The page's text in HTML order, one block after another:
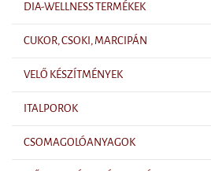
DIA-WELLNESS TERMÉKEK
CUKOR, CSOKI, MARCIPÁN
VELŐ KÉSZÍTMÉNYEK
ITALPOROK
CSOMAGOLÓANYAGOK